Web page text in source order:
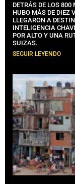
DETRÁS DE LOS 800
HUBO MÁS DE DIEZ
LLEGARON A
INTELIGENCIA
POR ALTO Y UNA
SUIZAS.
SEGUIR LEYENDO